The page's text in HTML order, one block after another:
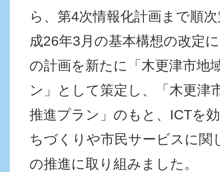
ら、第4次情報化計画まで順
成26年3月の基本構想の改定
の計画を新たに「木更津市地
ン」として策定し、「木更津
推進プラン」のもと、ICTを
ちづくりや市民サービスに関
の推進に取り組みました。